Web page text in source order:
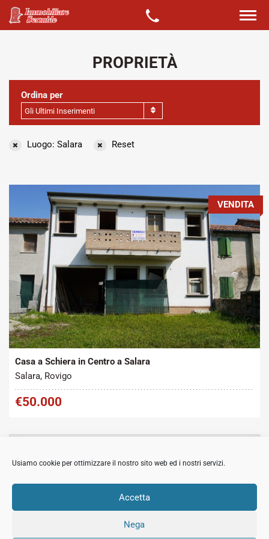
Usiamo cookie per ottimizzare il nostro sito web ed i nostri servizi.
Accetta
Nega
PROPRIETÀ
Ordina per
Gli Ultimi Inserimenti
Luogo: Salara Reset
Tipo contratto:
Vendita
Metratura Commerciale:
140 m2
VENDITA
Casa a Schiera in Centro a Salara
Salara, Rovigo
€50.000
MOSTRA ARTICOLI RECENTI